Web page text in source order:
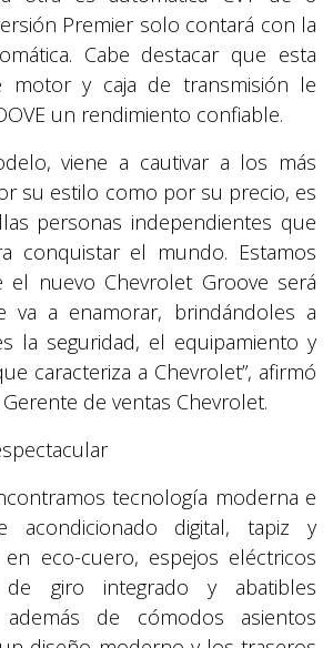
Premier solo contará con la
Cabe destacar que esta
motor y caja de transmisión le
un rendimiento confiable.
viene a cautivar a los más
su estilo como por su precio, es
personas independientes que
conquistar el mundo. Estamos
el nuevo Chevrolet Groove será
va a enamorar, brindándoles a
la seguridad, el equipamiento y
caracteriza a Chevrolet”, afirmó
de ventas Chevrolet.
tecnología moderna e
acondicionado digital, tapiz y
eco-cuero, espejos eléctricos
giro integrado y abatibles
además de cómodos asientos